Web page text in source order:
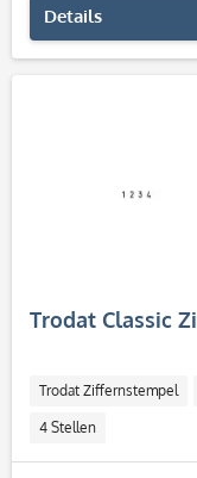
Details
Trodat Classic
Trodat Ziffernstempel
4 Stellen